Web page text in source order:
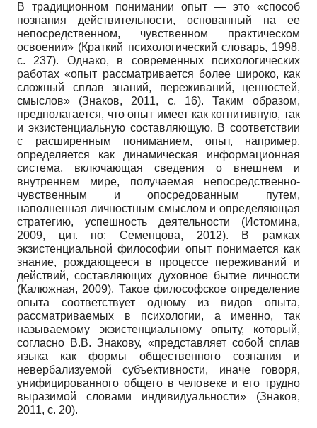
В традиционном понимании опыт — это «способ
познания действительности, основанный на ее
непосредственном, чувственном практическом
освоении» (Краткий психологический словарь, 1998,
с. 237). Однако, в современных психологических
работах «опыт рассматривается более широко, как
сложный сплав знаний, переживаний, ценностей,
смыслов» (Знаков, 2011, с. 16). Таким образом,
предполагается, что опыт имеет как когнитивную, так
и экзистенциальную составляющую. В соответствии
с расширенным пониманием, опыт, например,
определяется как динамическая информационная
система, включающая сведения о внешнем и
внутреннем мире, получаемая непосредственно-
чувственным и опосредованным путем,
наполненная личностным смыслом и определяющая
стратегию, успешность деятельности (Истомина,
2009, цит. по: Семенцова, 2012). В рамках
экзистенциальной философии опыт понимается как
знание, рождающееся в процессе переживаний и
действий, составляющих духовное бытие личности
(Калюжная, 2009). Такое философское определение
опыта соответствует одному из видов опыта,
рассматриваемых в психологии, а именно, так
называемому экзистенциальному опыту, который,
согласно В.В. Знакову, «представляет собой сплав
языка как формы общественного сознания и
невербализуемой субъективности, иначе говоря,
унифицированного общего в человеке и его трудно
вырази­мой словами индивидуальности» (Знаков,
2011, с. 20).